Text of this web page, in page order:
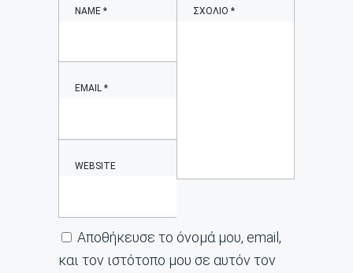
ΣΧΌΛΙΟ *
NAME *
EMAIL *
WEBSITE
Αποθήκευσε το όνομά μου, email,
και τον ιστότοπο μου σε αυτόν τον